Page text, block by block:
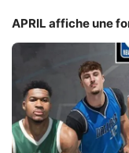
APRIL affiche une